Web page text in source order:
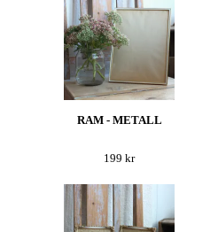
RAM - METALL
199 kr